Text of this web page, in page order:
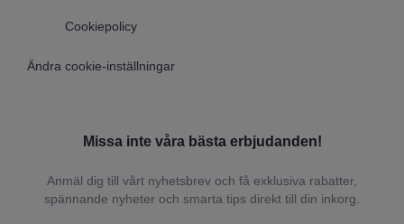
Cookiepolicy
Ändra cookie-inställningar
Missa inte våra bästa erbjudanden!
Anmäl dig till vårt nyhetsbrev och få exklusiva rabatter,
spännande nyheter och smarta tips direkt till din inkorg.